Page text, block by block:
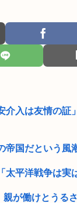
下の人ってどう暮
俺「一度この車か
ハの大型バイク「
茂の生まれ変わり
くらなんでも地元
ありません。もう
介入は友情の
帝国だという風
太平洋戦争は実
親が働けとうる